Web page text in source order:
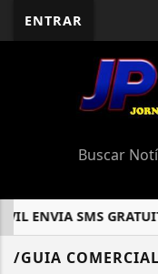
ENTRAR
ENVIA SMS
EM ALTA
/GUIA COMERCIAL